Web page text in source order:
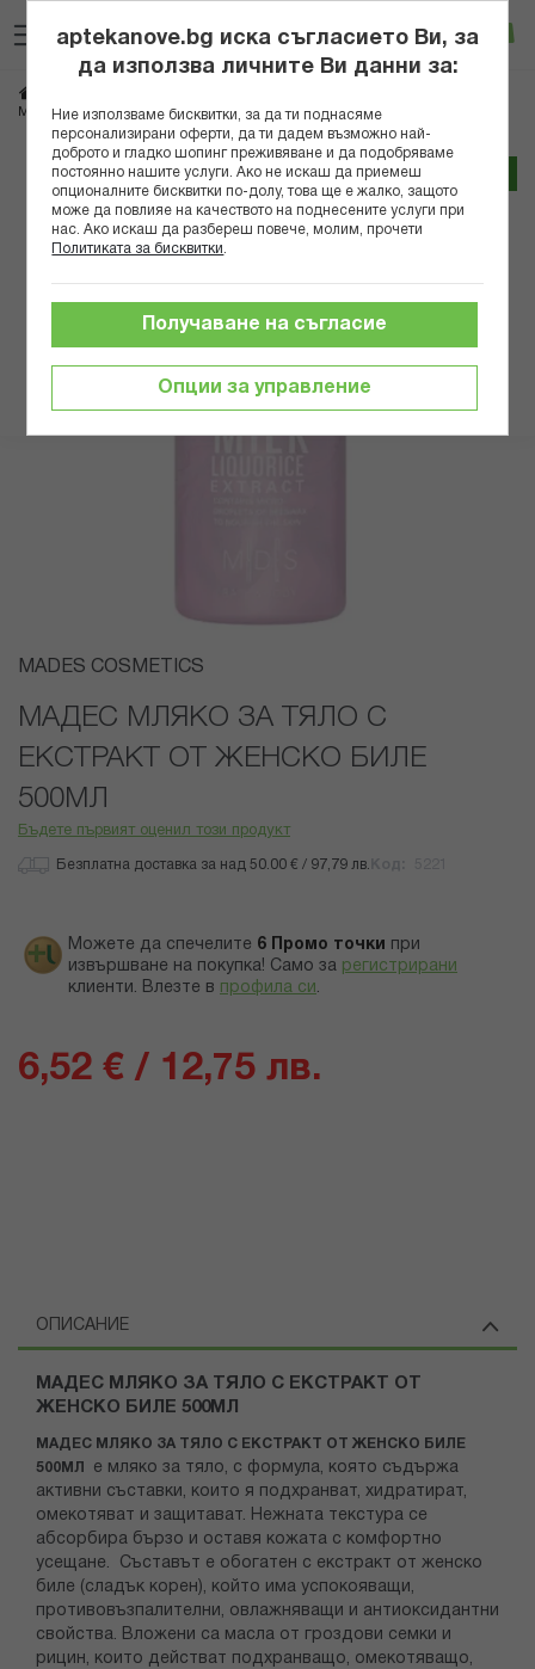
към
съдържанието
Вход
МАДЕС МЛЯКО ЗА ТЯЛО С ЕКСТРАКТ ОТ ЖЕНСКО БИЛЕ 500МЛ
Трайно ниска цена онлайн
Преминете
края
Преминете
началото
галерия
със
снимки
MADES COSMETICS
МАДЕС МЛЯКО ЗА ТЯЛО С
ЕКСТРАКТ ОТ ЖЕНСКО БИЛЕ
500МЛ
Бъдете първият оценил този продукт
Безплатна доставка за над 50.00 € / 97,79 лв.
Можете да спечелите 6 Промо точки
при
извършване на покупка! Само за регистрирани
клиенти. Влезте в профила си .
6,52 € / 12,75 лв.
ОПИСАНИЕ
МАДЕС МЛЯКО ЗА ТЯЛО С ЕКСТРАКТ ОТ
ЖЕНСКО БИЛЕ 500МЛ
МАДЕС МЛЯКО ЗА ТЯЛО С ЕКСТРАКТ ОТ ЖЕНСКО БИЛЕ
500МЛ
е мляко за тяло, с формула, която съдържа
активни съставки, които я подхранват, хидратират,
омекотяват и защитават. Нежната текстура се
абсорбира бързо и оставя кожата с комфортно
усещане. Съставът е обогатен с екстракт от женско
биле (сладък корен), който има успокояващи,
противовъзпалителни, овлажняващи и антиоксидантни
свойства. Вложени са масла от гроздови семки и
рицин, които действат подхранващо, омекотяващо,
aptekanove.bg иска съгласието Ви, за
да използва личните Ви данни за:
Ние използваме бисквитки, за да ти поднасяме
персонализирани оферти, да ти дадем възможно най-
доброто и гладко шопинг преживяване и да подобряваме
постоянно нашите услуги. Ако не искаш да приемеш
опционалните бисквитки по-долу, това ще е жалко, защото
може да повлияе на качеството на поднесените услуги при
нас. Ако искаш да разбереш повече, молим, прочети
Политиката за бисквитки
Опции за управление
Получаване на съгласие